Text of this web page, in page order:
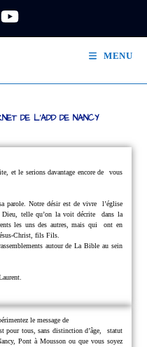
MENU
DE L'ADD DE NANCY
et le serions davantage encore de vous
parole.Notre désir est de vivre l’église
Dieu, telle qu’on la voit décritedans la
les uns des autres, mais quiont en
Christ, fils Fils.
autour de La Bible au sein
le message de
pour tous, sans distinction d’âge, statut
Pont à Mousson ou que vous soyez